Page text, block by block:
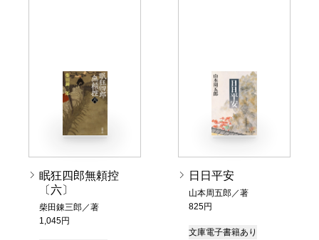
眠狂四郎無頼控
〔六〕
柴田錬三郎／著
1,045円
日日平安
山本周五郎／著
825円
文庫電子書籍あり